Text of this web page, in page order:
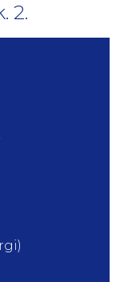
2.